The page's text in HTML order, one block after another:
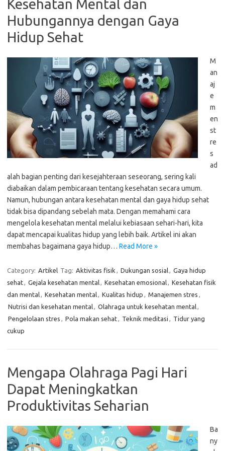
Kesehatan Mental dan
Hubungannya dengan Gaya
Hidup Sehat
M
an
aj
e
m
en
st
re
s
ad
alah bagian penting dari kesejahteraan seseorang, sering kali
diabaikan dalam pembicaraan tentang kesehatan secara umum.
Namun, hubungan antara kesehatan mental dan gaya hidup sehat
tidak bisa dipandang sebelah mata. Dengan memahami cara
mengelola kesehatan mental melalui kebiasaan sehari-hari, kita
dapat mencapai kualitas hidup yang lebih baik. Artikel ini akan
membahas bagaimana gaya hidup… Read More »
Category: Artikel Tag: Aktivitas fisik , Dukungan sosial, Gaya hidup
sehat, Gejala kesehatan mental, Kesehatan emosional, Kesehatan fisik
dan mental, Kesehatan mental, Kualitas hidup , Manajemen stres ,
Nutrisi dan kesehatan mental, Olahraga untuk kesehatan mental,
Pengelolaan stres , Pola makan sehat, Teknik meditasi , Tidur yang
cukup
Mengapa Olahraga Pagi Hari
Dapat Meningkatkan
Produktivitas Seharian
Ba
ny